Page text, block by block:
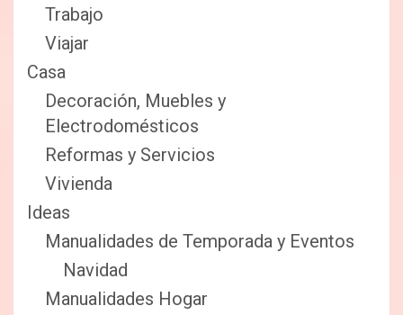
Trabajo
Viajar
Casa
Decoración, Muebles y
Electrodomésticos
Reformas y Servicios
Vivienda
Ideas
Manualidades de Temporada y Eventos
Navidad
Manualidades Hogar